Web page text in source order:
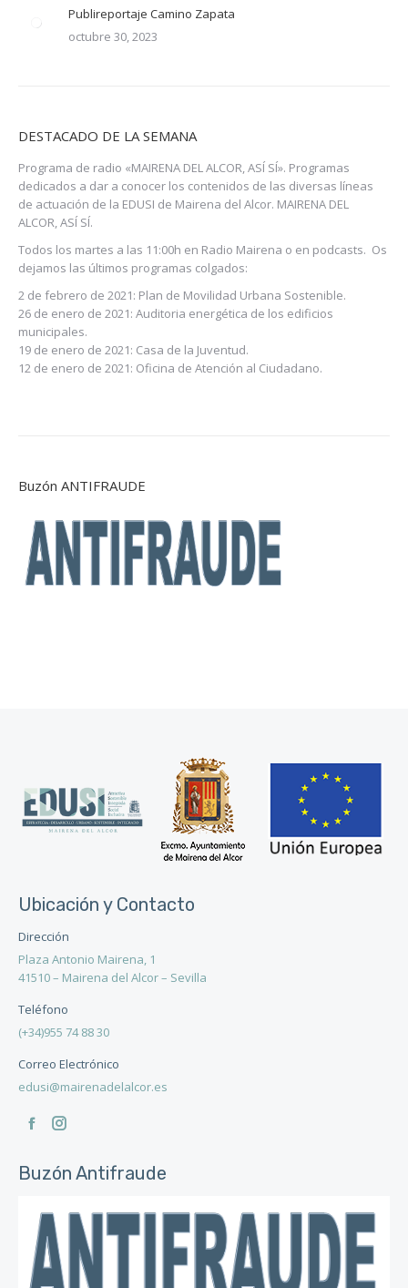
Publireportaje Camino Zapata
octubre 30, 2023
DESTACADO DE LA SEMANA
Programa de radio «MAIRENA DEL ALCOR, ASÍ SÍ». Programas
dedicados a dar a conocer los contenidos de las diversas líneas
de actuación de la EDUSI de Mairena del Alcor. MAIRENA DEL
ALCOR, ASÍ SÍ.
Todos los martes a las 11:00h en Radio Mairena o en podcasts. Os
dejamos las últimos programas colgados:
2 de febrero de 2021: Plan de Movilidad Urbana Sostenible.
26 de enero de 2021: Auditoria energética de los edificios
municipales.
19 de enero de 2021: Casa de la Juventud.
12 de enero de 2021: Oficina de Atención al Ciudadano.
Buzón ANTIFRAUDE
Ubicación y Contacto
Dirección
Plaza Antonio Mairena, 1
41510 – Mairena del Alcor – Sevilla
Teléfono
(+34)955 74 88 30
Correo Electrónico
edusi@mairenadelalcor.es
Encuéntranos en:
Facebook
opens
new
window
Instagram
opens
new
window
Buzón Antifraude